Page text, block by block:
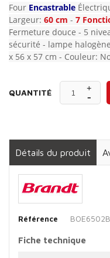
Four Encastrable
Largeur: 60 cm - 7
Fermeture douce - 5
sécurité - lampe
x 56 x 57 cm - Couleur:
QUANTITÉ
Détails du produit
Référence BOE6502B
Fiche technique